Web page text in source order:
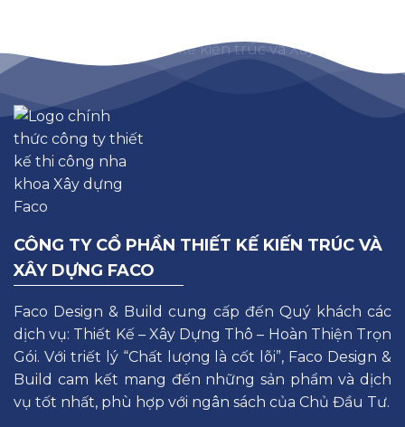
CÔNG TY CỔ PHẦN THIẾT KẾ KIẾN TRÚC VÀ
XÂY DỰNG FACO
Faco Design & Build cung cấp đến Quý khách các
dịch vụ: Thiết Kế – Xây Dựng Thô – Hoàn Thiện Trọn
Gói. Với triết lý “Chất lượng là cốt lõi”, Faco Design &
Build cam kết mang đến những sản phẩm và dịch
vụ tốt nhất, phù hợp với ngân sách của Chủ Đầu Tư.